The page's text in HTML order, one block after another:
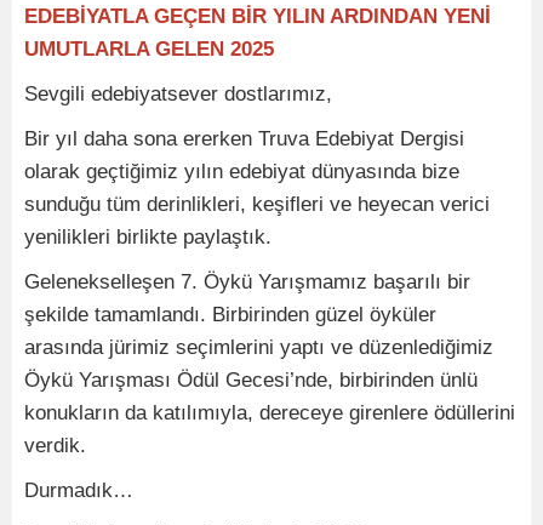
EDEBİYATLA GEÇEN BİR YILIN ARDINDAN YENİ
UMUTLARLA GELEN 2025
Sevgili edebiyatsever dostlarımız,
Bir yıl daha sona ererken Truva Edebiyat Dergisi
olarak geçtiğimiz yılın edebiyat dünyasında bize
sunduğu tüm derinlikleri, keşifleri ve heyecan verici
yenilikleri birlikte paylaştık.
Gelenekselleşen 7. Öykü Yarışmamız başarılı bir
şekilde tamamlandı. Birbirinden güzel öyküler
arasında jürimiz seçimlerini yaptı ve düzenlediğimiz
Öykü Yarışması Ödül Gecesi’nde, birbirinden ünlü
konukların da katılımıyla, dereceye girenlere ödüllerini
verdik.
Durmadık…